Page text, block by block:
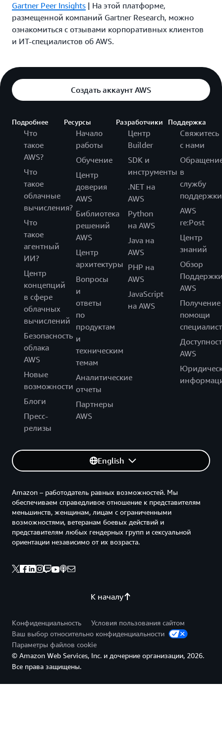
Gartner Peer Insights | На этой платформе,
размещенной компаний Gartner Research, можно
ознакомиться с отзывами корпоративных клиентов
и ИТ-специалистов об AWS.
Создать аккаунт AWS
Подробнее
Что
такое
AWS?
Что
такое
облачные
вычисления?
Что
такое
агентный
ИИ?
Центр
концепций
в сфере
облачных
вычислений
Безопасность
облака
AWS
Новые
возможности
Блоги
Пресс-
релизы
Ресурсы
Начало
работы
Обучение
Центр
доверия
AWS
Библиотека
решений
AWS
Центр
архитектуры
Вопросы
и
ответы
по
продуктам
и
техническим
темам
Аналитические
отчеты
Партнеры
AWS
Разработчики
Центр
Builder
SDK и
инструменты
.NET на
AWS
Python
на AWS
Java на
AWS
PHP на
AWS
JavaScript
на AWS
Поддержка
Свяжитесь
с нами
в
службу
поддержки
AWS
re:Post
Центр
знаний
Обзор
AWS
Получение
помощи
AWS
English
К началу
Amazon – работодатель равных возможностей. Мы
обеспечиваем справедливое отношение к представителям
меньшинств, женщинам, лицам с ограниченными
возможностями, ветеранам боевых действий и
представителям любых гендерных групп и сексуальной
ориентации независимо от их возраста.
Конфиденциальность
Условия пользования сайтом
Ваш выбор относительно конфиденциальности
Параметры файлов cookie
© Amazon Web Services, Inc. и дочерние организации, 2026.
Все права защищены.